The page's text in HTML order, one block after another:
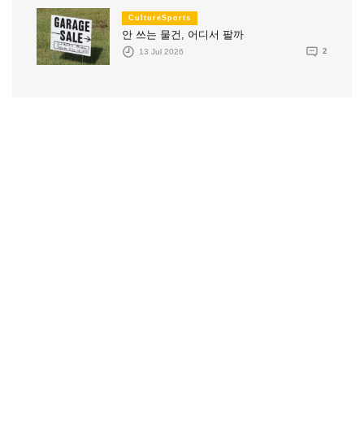
CultureSports
안 쓰는 물건, 어디서 팔까
13 Jul 2026 2